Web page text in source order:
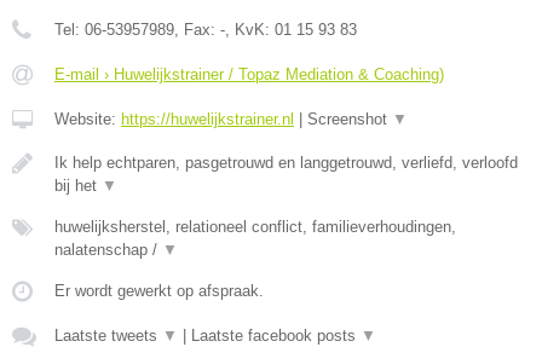
Tel: 06-53957989, Fax: -, KvK: 01 15 93 83
E-mail › Huwelijkstrainer / Topaz Mediation & Coaching)
Website: https://huwelijkstrainer.nl Screenshot ▼
Ik help echtparen, pasgetrouwd en langgetrouwd, verliefd, verloofd
bij het ▼
huwelijksherstel, relationeel conflict, familieverhoudingen,
nalatenschap / ▼
Er wordt gewerkt op afspraak.
Laatste tweets ▼ Laatste facebook posts ▼